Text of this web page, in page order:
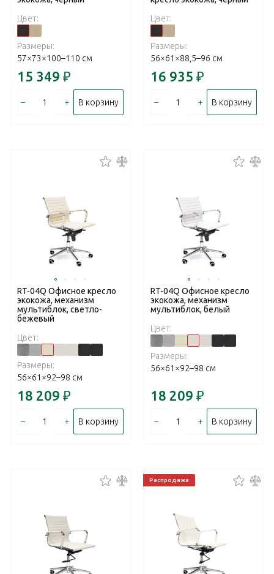
Цвет:
Размеры:
57×73×100–110 см
15 349 ₽
– + В корзину
Цвет:
Размеры:
56×61×88,5–96 см
16 935 ₽
– + В корзину
RT-04Q Офисное кресло
экокожа, механизм
мультиблок, светло-
бежевый
Цвет:
Размеры:
56×61×92–98 см
18 209 ₽
– + В корзину
RT-04Q Офисное кресло
экокожа, механизм
мультиблок, белый
Цвет:
Размеры:
56×61×92–98 см
18 209 ₽
– + В корзину
Распродажа